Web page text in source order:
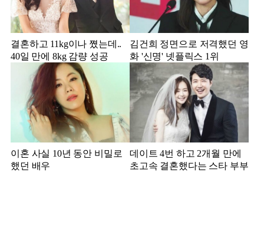
결혼하고 11kg이나 쪘는데..
40일 만에 8kg 감량 성공
김건희 정면으로 저격했던 영
화 '신명' 넷플릭스 1위
이혼 사실 10년 동안 비밀로
했던 배우
데이트 4번 하고 2개월 만에
초고속 결혼했다는 스타 부부